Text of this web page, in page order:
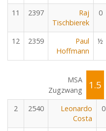
11 2397
Raj
Tischbierek
0
12 2359
Paul
Hoffmann
½
MSA
Zugzwang
1.5
2 2540
Leonardo
Costa
0